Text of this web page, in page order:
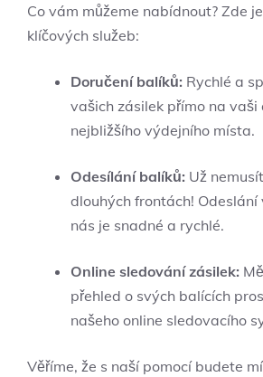
Co vám můžeme nabídnout? Zde
klíčových služeb:
Doručení balíků: Rychlé a
vašich zásilek přímo na vaši
nejbližšího výdejního místa.
Odesílání balíků: Už
dlouhých frontách! Odeslání
nás je snadné a rychlé.
Online sledování zásilek:
přehled o svých balících
našeho online sledovacího
Věříme, že s naší pomocí budete